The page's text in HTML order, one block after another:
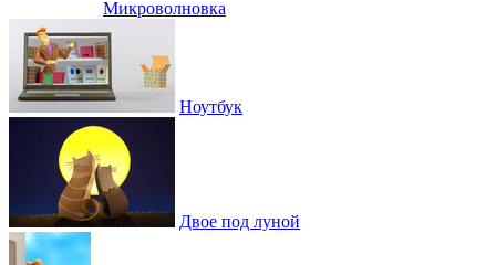
Микроволновка
Ноутбук
Двое под луной